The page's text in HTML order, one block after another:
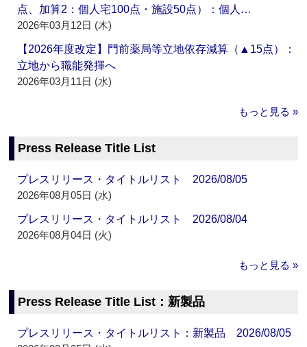
点、加算2：個人宅100点・施設50点）：個人…
2026年03月12日 (木)
【2026年度改定】門前薬局等立地依存減算（▲15点）：
立地から職能発揮へ
2026年03月11日 (水)
もっと見る »
Press Release Title List
プレスリリース・タイトルリスト 2026/08/05
2026年08月05日 (水)
プレスリリース・タイトルリスト 2026/08/04
2026年08月04日 (火)
もっと見る »
Press Release Title List：新製品
プレスリリース・タイトルリスト：新製品 2026/08/05